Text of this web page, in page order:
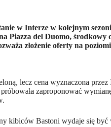
w Interze w kolejnym
Piazza del Duomo, środkowy
złożenie oferty na
lecz cena wyznaczona
zaproponować
kibiców Bastoni wydaje się być